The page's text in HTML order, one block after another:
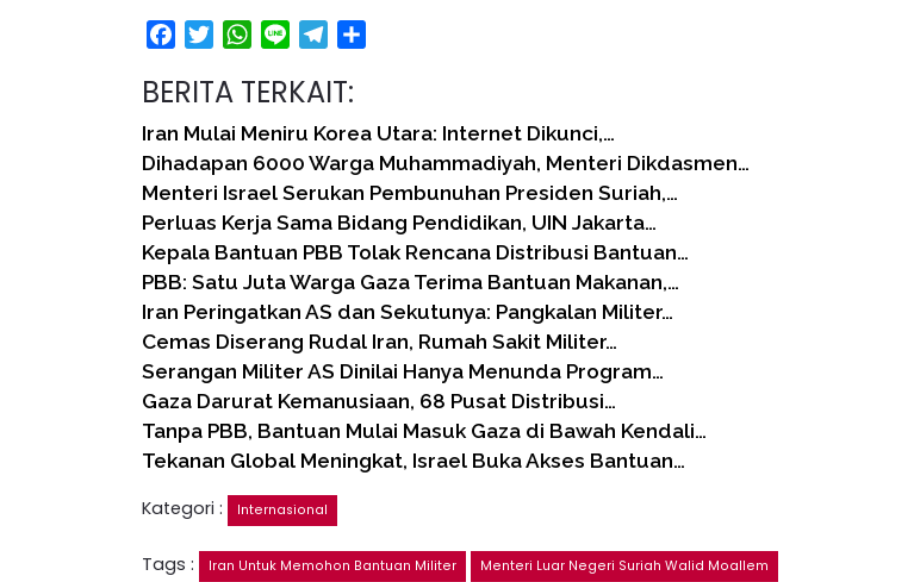
FacebookTwitterWhatsApp
Line Telegram
BERITA TERKAIT:
Iran Mulai Meniru Korea Utara: Internet Dikunci,…
Dihadapan 6000 Warga Muhammadiyah, Menteri Dikdasmen…
Menteri Israel Serukan Pembunuhan Presiden Suriah,…
Perluas Kerja Sama Bidang Pendidikan, UIN Jakarta…
Kepala Bantuan PBB Tolak Rencana Distribusi Bantuan…
PBB: Satu Juta Warga Gaza Terima Bantuan Makanan,…
Iran Peringatkan AS dan Sekutunya: Pangkalan Militer…
Cemas Diserang Rudal Iran, Rumah Sakit Militer…
Serangan Militer AS Dinilai Hanya Menunda Program…
Gaza Darurat Kemanusiaan, 68 Pusat Distribusi…
Tanpa PBB, Bantuan Mulai Masuk Gaza di Bawah Kendali…
Tekanan Global Meningkat, Israel Buka Akses Bantuan…
Kategori :
Internasional
Tags : Iran Untuk Memohon Bantuan Militer Menteri Luar Negeri Suriah Walid Moallem